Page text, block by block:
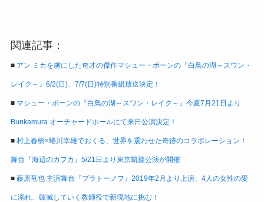
関連記事：
■ アン ミカを虜にした奇才の傑作マシュー・ボーンの『白鳥の湖～スワン・
レイク～』6/2(日)、7/7(日)特別番組放送決定！
■ マシュー・ボーンの『白鳥の湖～スワン・レイク～』今夏7月21日より
Bunkamura オーチャードホールにて来日公演決定！
■ 村上春樹×蜷川幸雄でおくる、世界を震わせた奇跡のコラボレーション！
舞台『海辺のカフカ』5/21日より東京凱旋公演が開催
■ 藤原竜也 主演舞台『プラトーノフ』2019年2月より上演、4人の女性の愛
に溺れ、破滅していく教師役で新境地に挑む！